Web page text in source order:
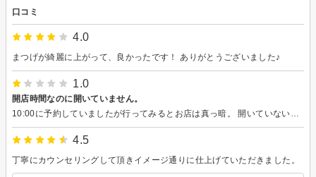
口コミ
4.0
まつげが綺麗に上がって、良かったです！ ありがとうございました♪
1.0
開店時間なのに開いていません。
4.5
丁寧にカウンセリングして頂きイメージ通りに仕上げていただきました。